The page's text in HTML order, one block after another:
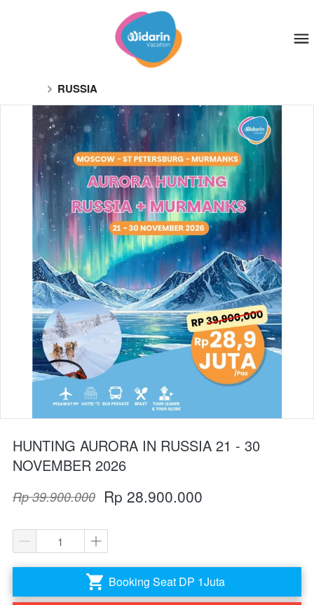
RUSSIA
HUNTING AURORA IN RUSSIA 21 - 30
NOVEMBER 2026
Rp 39.900.000 Rp 28.900.000
` Booking Seat DP 1Juta